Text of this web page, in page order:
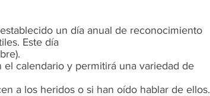
un día anual de reconocimiento
Este día
calendario y permitirá una variedad de
a los heridos o si han oído hablar de ellos.